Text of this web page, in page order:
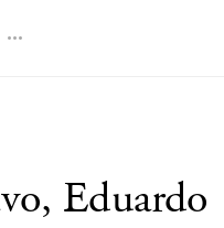
…
Eduardo